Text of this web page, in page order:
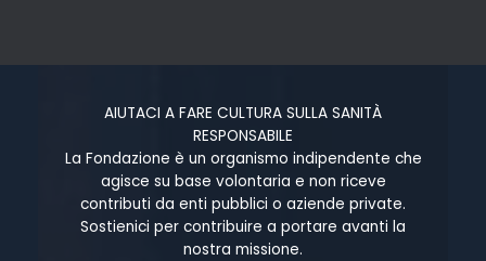
AIUTACI A FARE CULTURA SULLA SANITÀ
RESPONSABILE
La Fondazione è un organismo indipendente che
agisce su base volontaria e non riceve
contributi da enti pubblici o aziende private.
Sostienici per contribuire a portare avanti la
nostra missione.